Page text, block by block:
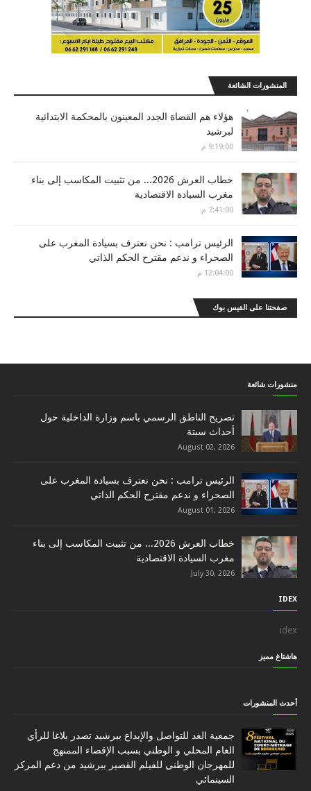
المنشورات الشائعة
هؤلاء هم القضاة الجدد المعينون بالمحكمة الابتدائية
لبرشيد
9:19:00 م
خطاب العرش 2026... من تثبيت المكاسب إلى بناء
مغرب السيادة الاقتصادية
7:41:00 م
الرئيس ترامب : نحن نعترف بسيادة المغرب على
الصحراء و ندعم مقترح الحكم الذاتي
12:04:00 م
صفحتنا على الفيس بوك
منشورات شائعة
تصريح الناطق الرسمي باسم وزارة الداخلية حول
أحداث سبتة
August 02, 2026
الرئيس ترامب : نحن نعترف بسيادة المغرب على
الصحراء و ندعم مقترح الحكم الذاتي
August 01, 2026
خطاب العرش 2026... من تثبيت المكاسب إلى بناء
مغرب السيادة الاقتصادية
July 30, 2026
IDEX
idex
هاشتاغ مميز
أحدث المنشورات
جمعية الغد للتواصل والإبداع ببرشيد تصدر بلاغا للرأي
العام المحلي و الوطني بسبب الإقصاء الممنهج
للمهرجان الوطني للفيلم القصير ببرشيد من دعم المركز
السينمائي